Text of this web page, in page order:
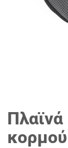
Πλαϊνά
κορμού